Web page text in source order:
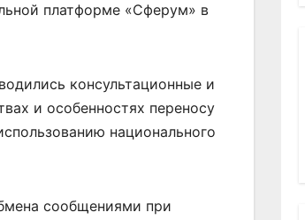
платформе «Сферум» в
консультационные и
и особенностях переносу
национального
сообщениями при